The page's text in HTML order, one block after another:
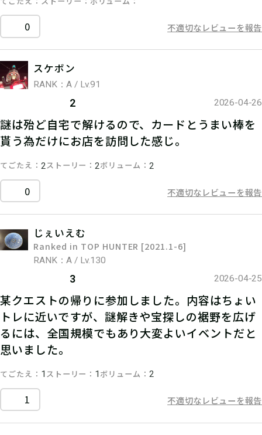
0 不適切なレビューを報告
スケボン
RANK：A / Lv.91
2 2026-04-26
謎は殆ど自宅で解けるので、カードとうまい棒を
貰う為だけにお店を訪問した感じ。
てごたえ 2ストーリー 2ボリューム 2
0 不適切なレビューを報告
じぇいえむ
Ranked in TOP HUNTER [2021.1-6]
RANK：A / Lv.130
3 2026-04-25
某クエストの帰りに参加しました。内容はちょい
トレに近いですが、謎解きや宝探しの裾野を広げ
るには、全国規模でもあり大変よいイベントだと
思いました。
てごたえ 1 ストーリー 1 ボリューム 2
1 不適切なレビューを報告